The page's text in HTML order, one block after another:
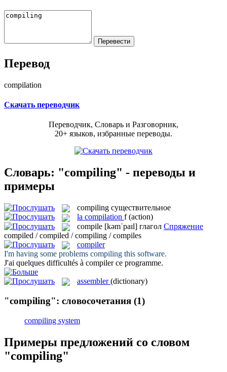
Перевод
compilation
Скачать переводчик
Переводчик, Словарь и Разговорник,
20+ языков, избранные переводы.
Словарь: "compiling" - переводы и
примеры
compiling существительное
la compilation f (action)
compile [kəmˈpaɪl] глагол Спряжение
compiled / compiled / compiling / compiles
compiler
I'm having some problems compiling this software.
J'ai quelques difficultés à compilerce programme.
assembler (dictionary)
"compiling": словосочетания (1)
compiling system
Примеры предложений со словом
"compiling"